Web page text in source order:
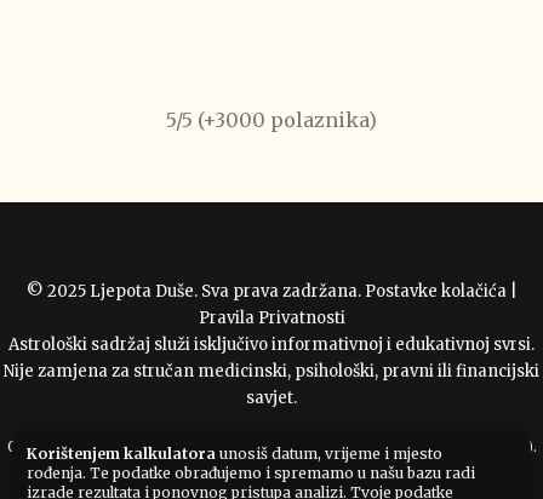
5/5 (+3000 polaznika)
© 2025 Ljepota Duše. Sva prava zadržana. Postavke kolačića|
Pravila Privatnosti
Astrološki sadržaj služi isključivo informativnoj i edukativnoj svrsi.
Nije zamjena za stručan medicinski, psihološki, pravni ili financijski
savjet.
Ovi astrološki alati koriste Swiss Ephemeris © Astrodienst AG (AGPL v3).
Otvoreni kod i licenca
Korištenjem kalkulatora unosiš datum, vrijeme i mjesto
rođenja. Te podatke obrađujemo i spremamo u našu bazu radi
izrade rezultata i ponovnog pristupa analizi. Tvoje podatke